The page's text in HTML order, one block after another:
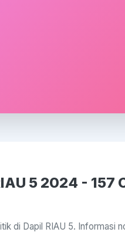
5 2024 - 157
di Dapil RIAU 5. Informasi